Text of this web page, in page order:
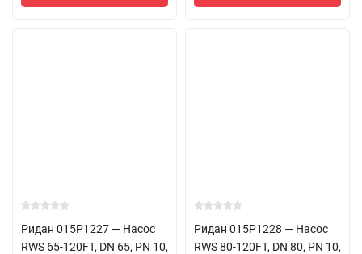
Ридан 015P1227 — Насос
RWS 65-120FT, DN 65, PN 10,
Ридан 015P1228 — Насос
RWS 80-120FT, DN 80, PN 10,